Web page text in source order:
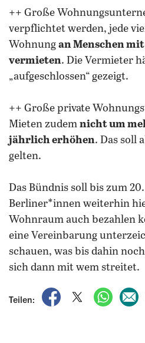
++ Große
verpflichtet werden, jede
Wohnung an Menschen
vermieten. Die Vermieter
„aufgeschlossen“ gezeigt.
++ Große private
Mieten zudem nicht um
jährlich erhöhen. Das soll
gelten.
Das Bündnis soll bis zum
Berliner*innen weiterhin
Wohnraum auch bezahlen
eine Vereinbarung
schauen, was bis dahin
sich dann mit wem streitet.
Teilen:
auf Facebook teilen
auf X teilen
per